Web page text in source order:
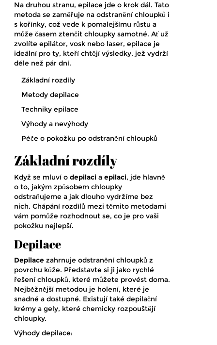
Na druhou stranu, epilace jde o krok dál. Tato
metoda se zaměřuje na odstranění chloupků i
s kořínky, což vede k pomalejšímu růstu a
může časem ztenčit chloupky samotné. Ať už
zvolíte epilátor, vosk nebo laser, epilace je
ideální pro ty, kteří chtějí výsledky, jež vydrží
déle než pár dní.
Základní rozdíly
Metody depilace
Techniky epilace
Výhody a nevýhody
Péče o pokožku po odstranění chloupků
Základní rozdíly
Když se mluví o depilaci a epilaci, jde hlavně
o to, jakým způsobem chloupky
odstraňujeme a jak dlouho vydržíme bez
nich. Chápání rozdílů mezi těmito metodami
vám pomůže rozhodnout se, co je pro vaši
pokožku nejlepší.
Depilace
Depilace zahrnuje odstranění chloupků z
povrchu kůže. Představte si ji jako rychlé
řešení chloupků, které můžete provést doma.
Nejběžnější metodou je holení, které je
snadné a dostupné. Existují také depilační
krémy a gely, které chemicky rozpouštějí
chloupky.
Výhody depilace: